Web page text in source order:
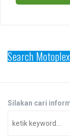
Search Motoplex
Silakan cari